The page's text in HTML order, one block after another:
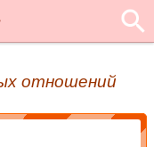
отношений